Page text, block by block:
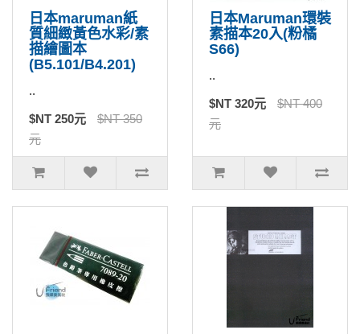
日本maruman紙
質細緻黃色水彩/素
描繪圖本
(B5.101/B4.201)
..
$NT 250元
$NT 350
元
日本Maruman環裝
素描本20入(粉橘
S66)
..
$NT 320元
$NT 400
元